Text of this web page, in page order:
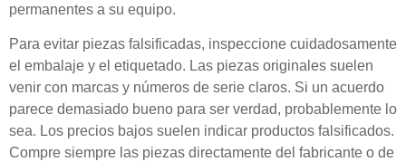
permanentes a su equipo.
Para evitar piezas falsificadas, inspeccione cuidadosamente
el embalaje y el etiquetado. Las piezas originales suelen
venir con marcas y números de serie claros. Si un acuerdo
parece demasiado bueno para ser verdad, probablemente lo
sea. Los precios bajos suelen indicar productos falsificados.
Compre siempre las piezas directamente del fabricante o de